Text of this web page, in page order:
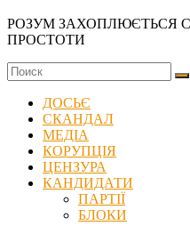
РОЗУМ ЗАХОПЛЮЄТЬСЯ
ПРОСТОТИ
ДОСЬЄ
СКАНДАЛ
МЕДІА
КОРУПЦІЯ
ЦЕНЗУРА
КАНДИДАТИ
ПАРТІЇ
БЛОКИ